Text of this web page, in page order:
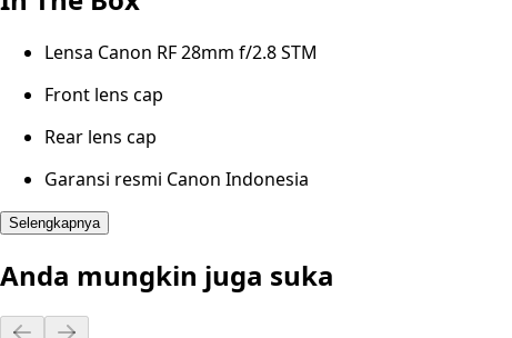
Lensa Canon RF 28mm f/2.8 STM
Front lens cap
Rear lens cap
Garansi resmi Canon Indonesia
Selengkapnya
Anda mungkin juga suka